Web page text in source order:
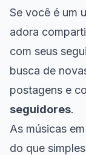
Se você é um
adora
com seus
busca de
postagens e
seguidores.
As músicas
do que